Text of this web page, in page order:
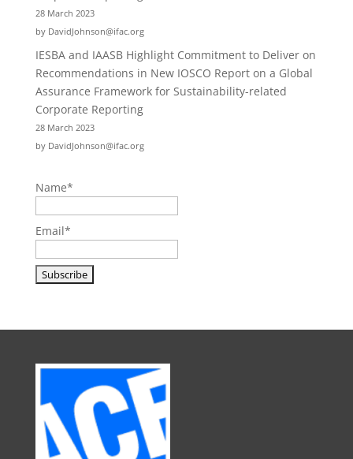
28 March 2023
by DavidJohnson@ifac.org
IESBA and IAASB Highlight Commitment to Deliver on
Recommendations in New IOSCO Report on a Global
Assurance Framework for Sustainability-related
Corporate Reporting
28 March 2023
by DavidJohnson@ifac.org
Name*
Email*